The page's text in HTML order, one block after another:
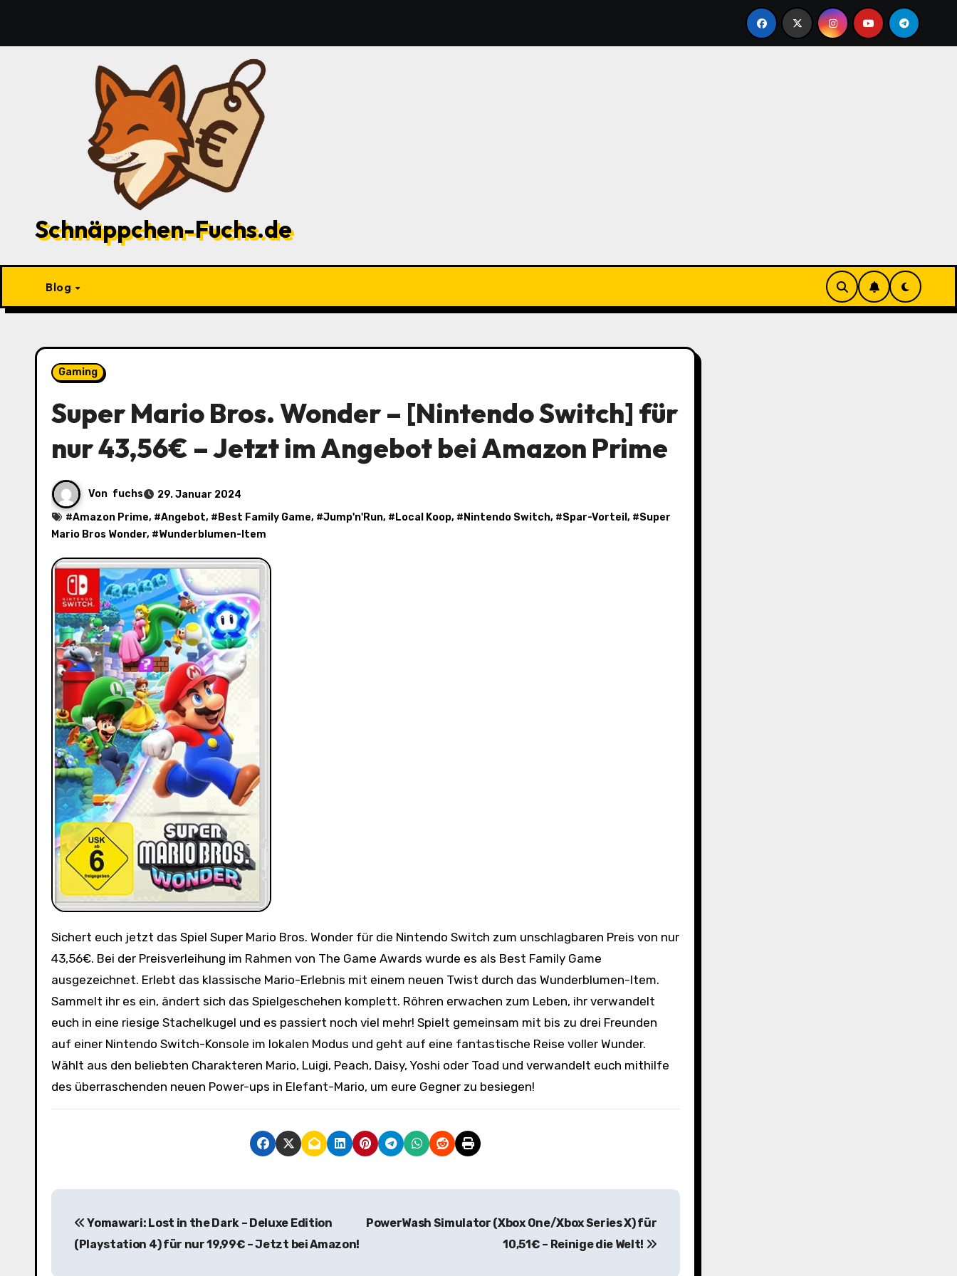
springen
Schnäppchen-Fuchs.de
Blog
Gaming
Super Mario Bros. Wonder – [Nintendo Switch] für
nur 43,56€ – Jetzt im Angebot bei Amazon Prime
Von fuchs
29. Januar 2024
#Amazon Prime, #Angebot, # Best Family Game, #Jump'n'Run, # Local Koop, # Nintendo Switch, #Spar-Vorteil , #Super
Mario Bros Wonder, #Wunderblumen-Item
Sichert euch jetzt das Spiel Super Mario Bros. Wonder für die Nintendo Switch zum unschlagbaren Preis von nur
43,56€. Bei der Preisverleihung im Rahmen von The Game Awards wurde es als Best Family Game
ausgezeichnet. Erlebt das klassische Mario-Erlebnis mit einem neuen Twist durch das Wunderblumen-Item.
Sammelt ihr es ein, ändert sich das Spielgeschehen komplett. Röhren erwachen zum Leben, ihr verwandelt
euch in eine riesige Stachelkugel und es passiert noch viel mehr! Spielt gemeinsam mit bis zu drei Freunden
auf einer Nintendo Switch-Konsole im lokalen Modus und geht auf eine fantastische Reise voller Wunder.
Wählt aus den beliebten Charakteren Mario, Luigi, Peach, Daisy, Yoshi oder Toad und verwandelt euch mithilfe
des überraschenden neuen Power-ups in Elefant-Mario, um eure Gegner zu besiegen!
B
Yomawari: Lost in the Dark – Deluxe Edition
(Playstation 4) für nur 19,99€ – Jetzt bei Amazon!
PowerWash Simulator (Xbox One/Xbox Series X) für
10,51€ – Reinige die Welt!